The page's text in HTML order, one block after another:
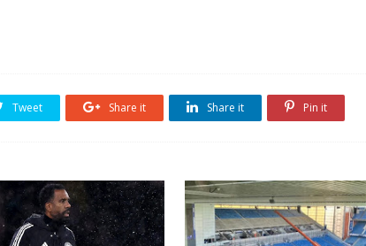
Tweet Share it Share it Pin it